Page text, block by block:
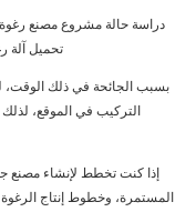
تحميل آلة
بسبب الجائحة في ذلك الوقت،
التركيب في الموقع،
إذا كنت تخطط لإنشاء مصنع
المستمرة، وخطوط إنتاج الرغوة